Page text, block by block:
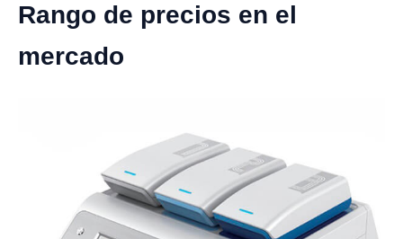
Rango de precios en el
mercado